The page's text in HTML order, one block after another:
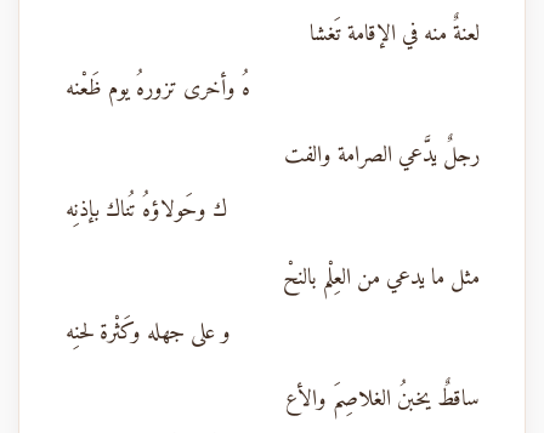
لعنةٌ منه في الإقامة تَغشا
هُ وأخرى تزورهُ يوم ظَعْنه
رجلٌ يدَّعي الصرامة والفت
ك وحَولاؤهُ تُناك بإذنِه
مثل ما يدعي من العِلْم بالنحْ
و على جهله وكَثْرة لحنِه
ساقطٌ يخبنُ الغلاصِمَ والأع